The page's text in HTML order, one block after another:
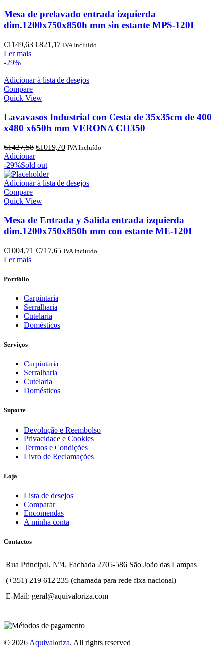
Mesa de prelavado entrada izquierda
dim.1200x750x850h mm sin estante MPS-120I
€1149,63 O
€1149,63.
€821,17O
€821,17.
IVA Incluído
Ler mais
-29%
Adicionar à lista de desejos
Compare
Quick View
Lavavasos Industrial con Cesta de 35x35cm de 400
x480 x650h mm VERONA CH350
€1427,58 O
preço
original
era:
€1427,58.
€1019,70O
€1019,70.
IVA Incluído
Adicionar
-29%Sold out
Adicionar à lista de desejos
Compare
Quick View
Mesa de Entrada y Salida entrada izquierda
dim.1200x750x850h mm con estante ME-120I
€1004,71 O
€717,65OIVA Incluído
Ler mais
Portfólio
Carpintaria
Serralharia
Cutelaria
Domésticos
Serviços
Carpintaria
Serralharia
Cutelaria
Domésticos
Suporte
Devolução e Reembolso
Privacidade e Cookies
Termos e Condições
Livro de Reclamações
Loja
Lista de desejos
Comparar
Encomendas
A minha conta
Contactos
Rua Principal, Nº4. Fachada 2705-586 São João das Lampas
(+351) 219 612 235 (chamada para rede fixa nacional)
E-Mail: geral@aquivaloriza.com
© 2026 Aquivaloriza. All rights reserved